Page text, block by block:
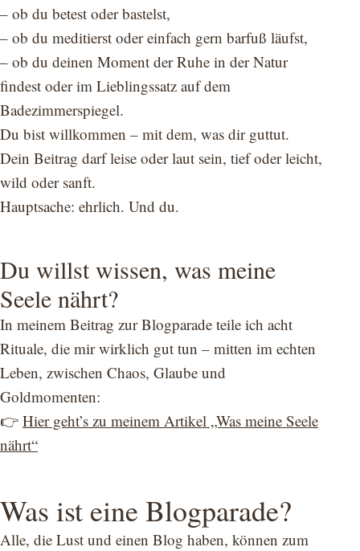
– ob du betest oder bastelst,
– ob du meditierst oder einfach gern barfuß läufst,
– ob du deinen Moment der Ruhe in der Natur
findest oder im Lieblingssatz auf dem
Badezimmerspiegel.
Du bist willkommen – mit dem, was dir guttut.
Dein Beitrag darf leise oder laut sein, tief oder leicht,
wild oder sanft.
Hauptsache: ehrlich. Und du.
Du willst wissen, was meine
Seele nährt?
In meinem Beitrag zur Blogparade teile ich acht
Rituale, die mir wirklich gut tun – mitten im echten
Leben, zwischen Chaos, Glaube und
Goldmomenten:
👉 Hier geht’s zu meinem Artikel „Was meine Seele
nährt“
Was ist eine Blogparade?
Alle, die Lust und einen Blog haben, können zum